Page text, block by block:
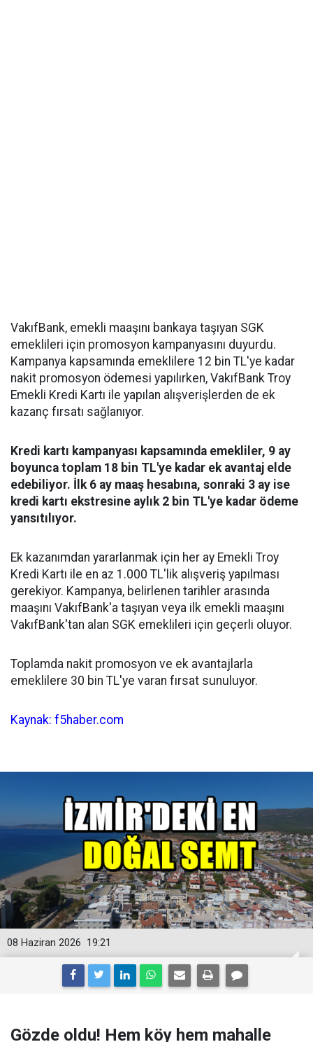
VakıfBank, emekli maaşını bankaya taşıyan SGK
emeklileri için promosyon kampanyasını duyurdu.
Kampanya kapsamında emeklilere 12 bin TL'ye kadar
nakit promosyon ödemesi yapılırken, VakıfBank Troy
Emekli Kredi Kartı ile yapılan alışverişlerden de ek
kazanç fırsatı sağlanıyor.
Kredi kartı kampanyası kapsamında emekliler, 9 ay
boyunca toplam 18 bin TL'ye kadar ek avantaj elde
edebiliyor. İlk 6 ay maaş hesabına, sonraki 3 ay ise
kredi kartı ekstresine aylık 2 bin TL'ye kadar ödeme
yansıtılıyor.
Ek kazanımdan yararlanmak için her ay Emekli Troy
Kredi Kartı ile en az 1.000 TL'lik alışveriş yapılması
gerekiyor. Kampanya, belirlenen tarihler arasında
maaşını VakıfBank'a taşıyan veya ilk emekli maaşını
VakıfBank'tan alan SGK emeklileri için geçerli oluyor.
Toplamda nakit promosyon ve ek avantajlarla
emeklilere 30 bin TL'ye varan fırsat sunuluyor.
Kaynak: f5haber.com
19:21
08 Haziran 2026
Gözde oldu! Hem köy hem mahalle